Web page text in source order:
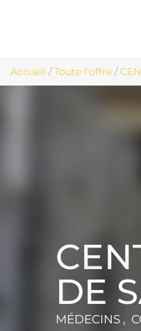
Accueil /Toute l'offre /
DE
MÉDECINS ,